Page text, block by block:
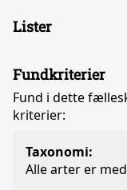
Lister
Fundkriterier
Fund i dette
kriterier:
Taxonomi:
Alle arter er